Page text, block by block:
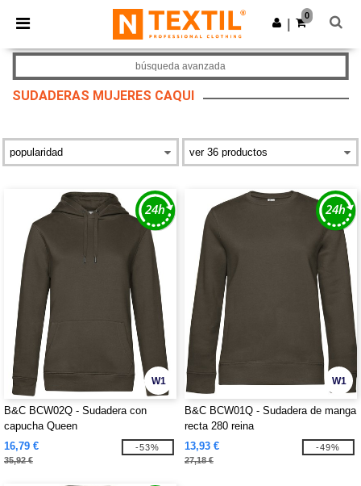
× App de Ntextil
¡Mejores precios en app!
Descargar app
0
SUDADERAS MUJERES CAQUI
búsqueda avanzada
W1
B&C BCW02Q - Sudadera con
capucha Queen
16,79 €
35,92 €
-53%
W1
B&C BCW01Q - Sudadera de manga
recta 280 reina
13,93 €
27,18 €
-49%